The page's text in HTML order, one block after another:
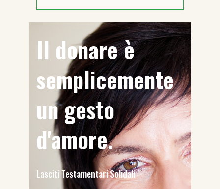
Il donare è
semplicemente
un gesto
d'amore.
Lasciti Testamentari Solidali